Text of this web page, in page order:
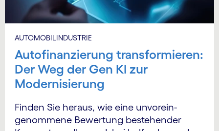
AUTOMOBILINDUSTRIE
Autofinanzierung transformieren:
Der Weg der Gen KI zur
Modernisierung
Finden Sie heraus, wie eine unvorein­
genommene Bewertung bestehender